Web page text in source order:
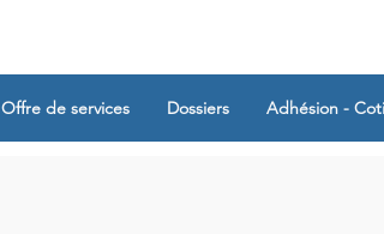
Offre de services Dossiers Adhésion -